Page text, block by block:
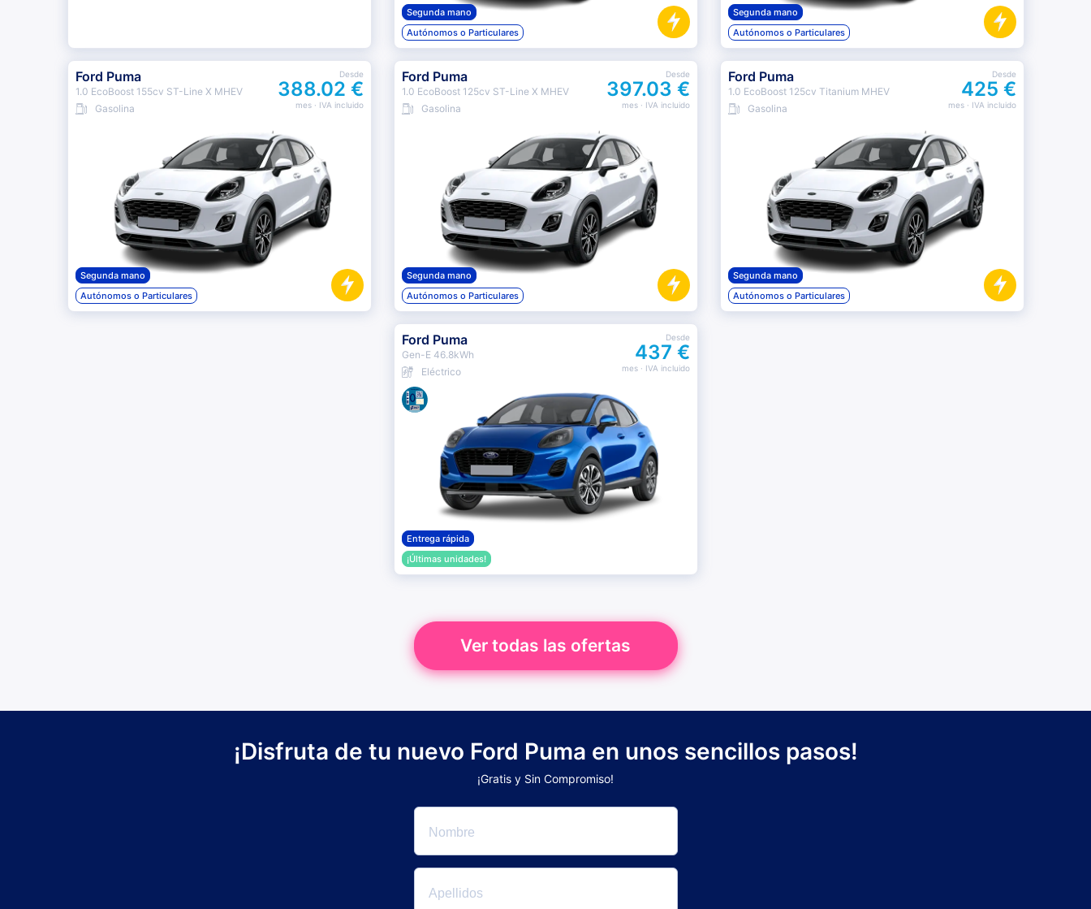
Segunda mano
Autónomos o Particulares
Segunda mano
Autónomos o Particulares
Ford Puma
1.0 EcoBoost 155cv ST-Line X MHEV
Gasolina
Desde
388.02 €
mes· IVA incluido
Segunda mano
Autónomos o Particulares
Ford Puma
1.0 EcoBoost 125cv ST-Line X MHEV
Gasolina
Desde
397.03 €
mes· IVA incluido
Segunda mano
Autónomos o Particulares
Ford Puma
1.0 EcoBoost 125cv Titanium MHEV
Gasolina
Desde
425 €
mes· IVA incluido
Segunda mano
Autónomos o Particulares
Ford Puma
Gen-E 46.8kWh
Eléctrico
Desde
437 €
mes· IVA incluido
Entrega rápida
¡Últimas unidades!
Ver todas las ofertas
¡Disfruta de tu nuevo Ford Puma en unos sencillos pasos!
¡Gratis y Sin Compromiso!